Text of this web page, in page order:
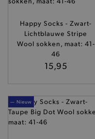
Happy Socks - Zwart-
Lichtblauwe Stripe
Wool sokken, maat: 41-
46
15,95
— Nieuw